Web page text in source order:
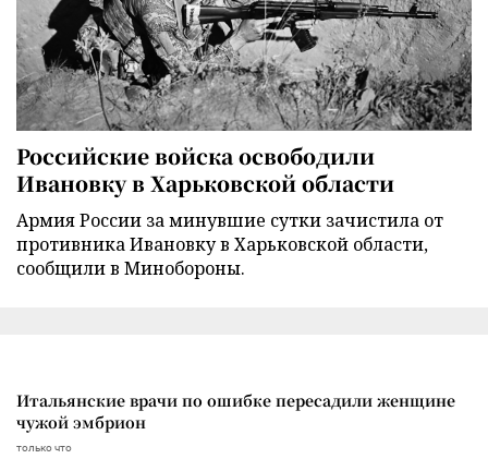
Российские войска освободили
Ивановку в Харьковской области
Армия России за минувшие сутки зачистила от
противника Ивановку в Харьковской области,
сообщили в Минобороны.
Итальянские врачи по ошибке пересадили женщине
чужой эмбрион
только что